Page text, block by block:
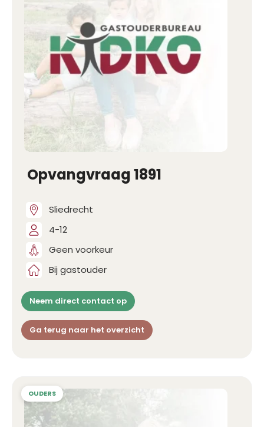
Opvangvraag 1891
Sliedrecht
4-12
Geen voorkeur
Bij gastouder
Neem direct contact op
Ga terug naar het overzicht